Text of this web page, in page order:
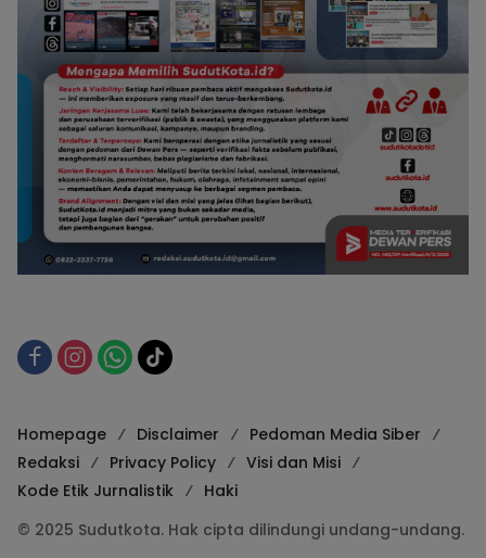
Homepage Disclaimer
Pedoman Media Siber
Redaksi
Privacy Policy
Visi dan Misi
Kode Etik Jurnalistik
Haki
© 2025 Sudutkota. Hak cipta dilindungi undang-undang.